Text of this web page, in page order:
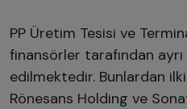
PP Üretim Tesisi ve
finansörler tarafından ayrı
edilmektedir. Bunlardan
Rönesans Holding ve